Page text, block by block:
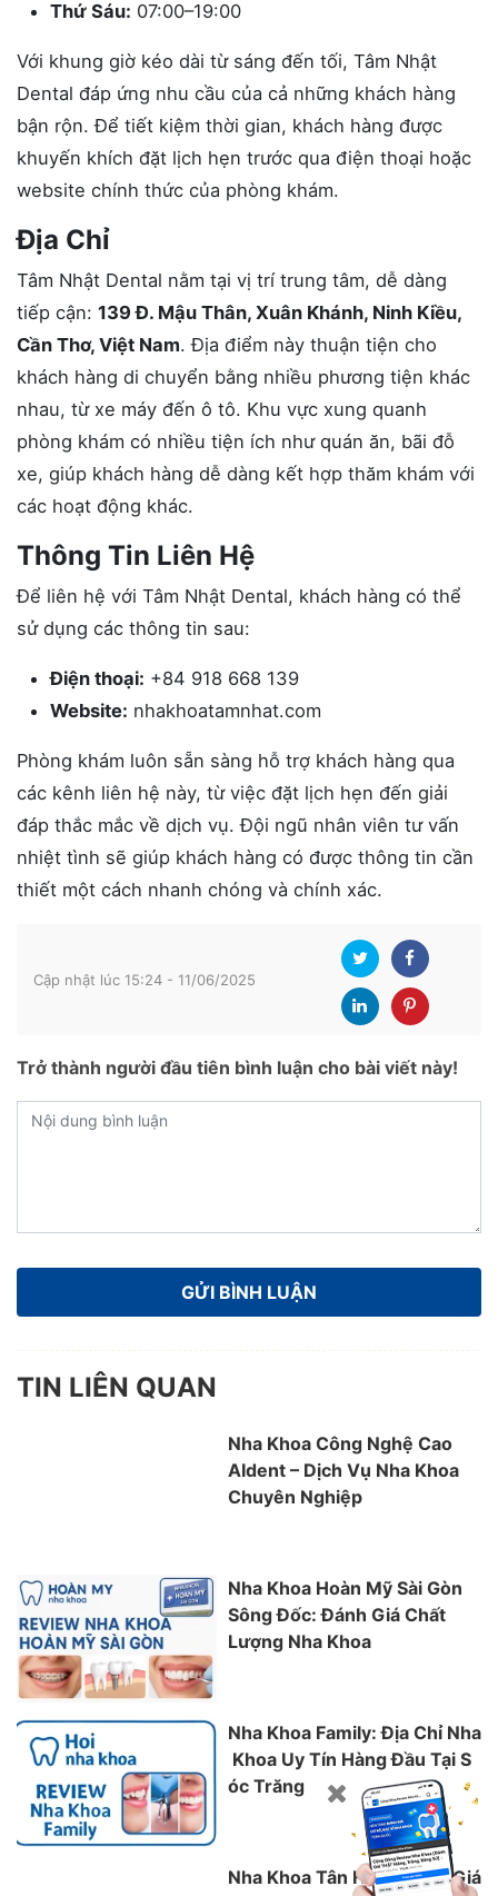
Thứ Sáu: 07:00–19:00
Với khung giờ kéo dài từ sáng đến tối, Tâm Nhật
Dental đáp ứng nhu cầu của cả những khách hàng
bận rộn. Để tiết kiệm thời gian, khách hàng được
khuyến khích đặt lịch hẹn trước qua điện thoại hoặc
website chính thức của phòng khám.
Địa Chỉ
Tâm Nhật Dental nằm tại vị trí trung tâm, dễ dàng
tiếp cận: 139 Đ. Mậu Thân, Xuân Khánh, Ninh Kiều,
Cần Thơ, Việt Nam. Địa điểm này thuận tiện cho
khách hàng di chuyển bằng nhiều phương tiện khác
nhau, từ xe máy đến ô tô. Khu vực xung quanh
phòng khám có nhiều tiện ích như quán ăn, bãi đỗ
xe, giúp khách hàng dễ dàng kết hợp thăm khám với
các hoạt động khác.
Thông Tin Liên Hệ
Để liên hệ với Tâm Nhật Dental, khách hàng có thể
sử dụng các thông tin sau:
Điện thoại: +84 918 668 139
Website: nhakhoatamnhat.com
Phòng khám luôn sẵn sàng hỗ trợ khách hàng qua
các kênh liên hệ này, từ việc đặt lịch hẹn đến giải
đáp thắc mắc về dịch vụ. Đội ngũ nhân viên tư vấn
nhiệt tình sẽ giúp khách hàng có được thông tin cần
thiết một cách nhanh chóng và chính xác.
Cập nhật lúc 15:24 - 11/06/2025
Trở thành người đầu tiên bình luận cho bài viết này!
TIN LIÊN QUAN
Nha Khoa Công Nghệ Cao
AIdent – Dịch Vụ Nha Khoa
Chuyên Nghiệp
Nha Khoa Hoàn Mỹ Sài Gòn
Sông Đốc: Đánh Giá Chất
Lượng Nha Khoa
Nha Khoa Family: Địa Chỉ Nha
Khoa Uy Tín Hàng Đầu Tại S
óc Trăng
Nha Khoa Tân Hiền: Đánh Giá